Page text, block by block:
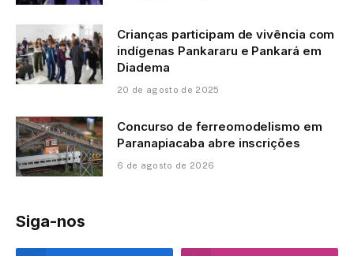
Crianças participam de vivência com
indígenas Pankararu e Pankará em
Diadema
20 de agosto de 2025
Concurso de ferreomodelismo em
Paranapiacaba abre inscrições
6 de agosto de 2026
Siga-nos